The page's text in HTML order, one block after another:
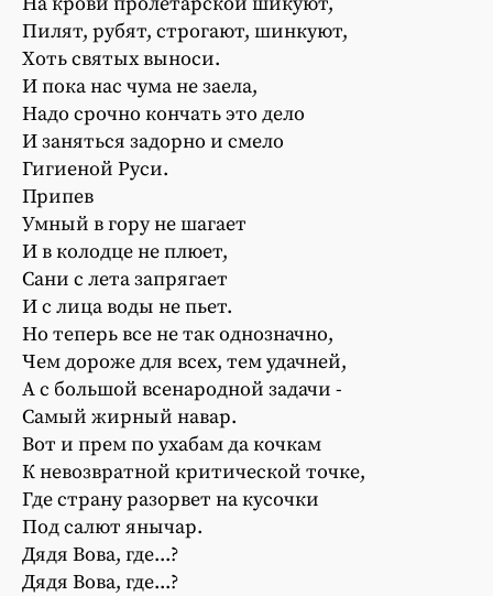
Пилят, рубят, строгают, шинкуют,
Хоть святых выноси.
И пока нас чума не заела,
Надо срочно кончать это дело
И заняться задорно и смело
Гигиеной Руси.
Припев
Умный в гору не шагает
И в колодце не плюет,
Сани с лета запрягает
И с лица воды не пьет.
Но теперь все не так однозначно,
Чем дороже для всех, тем удачней,
А с большой всенародной задачи -
Самый жирный навар.
Вот и прем по ухабам да кочкам
К невозвратной критической точке,
Где страну разорвет на кусочки
Под салют янычар.
Дядя Вова, где...?
Дядя Вова, где...?